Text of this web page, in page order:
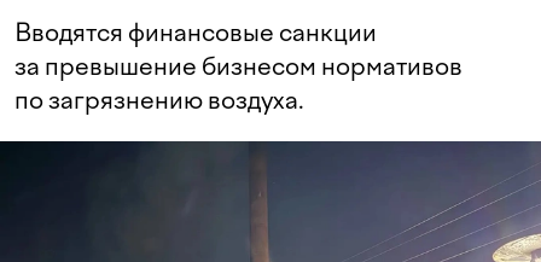
Вводятся финансовые санкции
за превышение бизнесом нормативов
по загрязнению воздуха.